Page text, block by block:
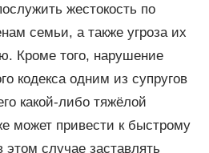
жестокость по
семьи, а также угроза их
Кроме того, нарушение
кодекса одним из супругов
какой-либо тяжёлой
может привести к быстрому
этом случае заставлять